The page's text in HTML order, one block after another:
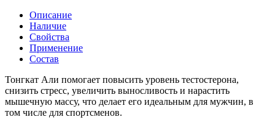
Описание
Наличие
Свойства
Применение
Состав
Тонгкат Али помогает повысить уровень тестостерона,
снизить стресс, увеличить выносливость и нарастить
мышечную массу, что делает его идеальным для мужчин, в
том числе для спортсменов.